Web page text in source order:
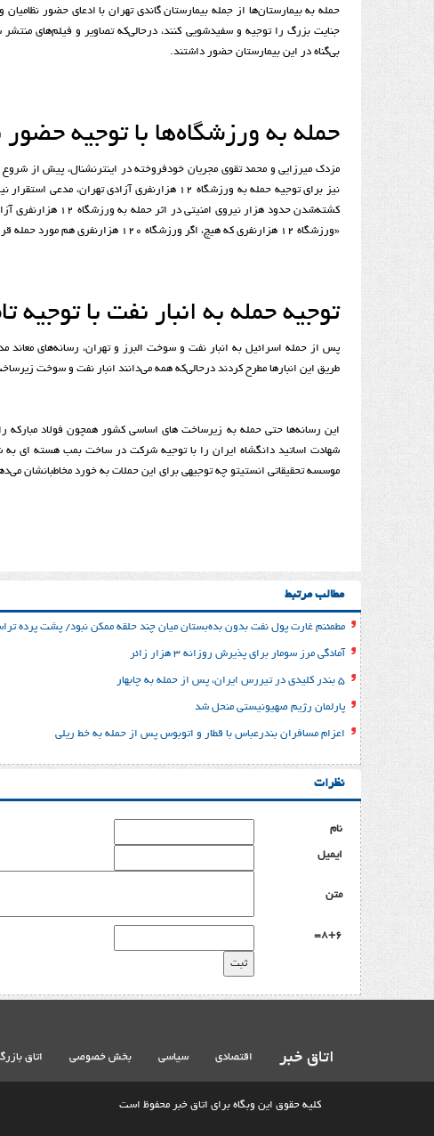
حمله به بیمارستان‌ها از جمله بیمارستان گاندی تهران با ادعای حضور
جنایت بزرگ را توجیه و سفیدشویی کنند، درحالی‌که تصاویر و فیلم‌های
بی‌گناه در این بیمارستان حضور داشتند.
حمله به ورزشگاه‌ها با توجیه حضور
مزدک میرزایی و محمد تقوی مجریان خودفروخته در اینترنشنال، پیش از
نیز برای توجیه حمله به ورزشگاه ۱۲ هزارنفری
کشته‌شدن حدود هزار نیروی امنیتی در اثر حمله به ورزشگاه ۱۲ هزارنفری آزادی شد و این اتفاق را لذت‌بخش خواند.
«ورزشگاه ۱۲ هزارنفری که هیچ، اگر ورزشگاه ۱۲۰ هزارنفری هم مورد حمله قرار می‌گرفت فدای سر جوانان وطن!»
توجیه حمله به انبار نفت با توجیه
پس از حمله اسرائیل به انبار نفت و سوخت البرز و تهران، رسانه‌های
طریق این انبارها مطرح کردند درحالی‌که همه می‌دانند انبار نفت و سوخت
این رسانه‌ها حتی حمله به زیرساخت های اساسی کشور همچون فولاد مبارکه
شهادت اساتید دانگشاه ایران را با توجیه شرکت در ساخت بمب هسته ای به
موسسه تحقیقاتی انستیتو چه توجیهی برای این حملات به خورد مخاطبانشان
مطالب مرتبط
مطمئنم غارت پول نفت بدون بده‌بستان میان چند حلقه ممکن نبود/ پشت پرده
آمادگی مرز سومار برای پذیرش روزانه ۳ هزار زائر
۵ بندر کلیدی در تیررس ایران، پس از حمله به چابهار
پارلمان رژیم صهیونیستی منحل شد
اعزام مسافران بندرعباس با قطار و اتوبوس پس از حمله به خط ریلی
نظرات
نام
ایمیل
متن
8+6=
اتاق خبر اقتصادی سیاسی بخش خصوصی اتاق
کلیه حقوق این وبگاه برای اتاق خبر محفوظ است